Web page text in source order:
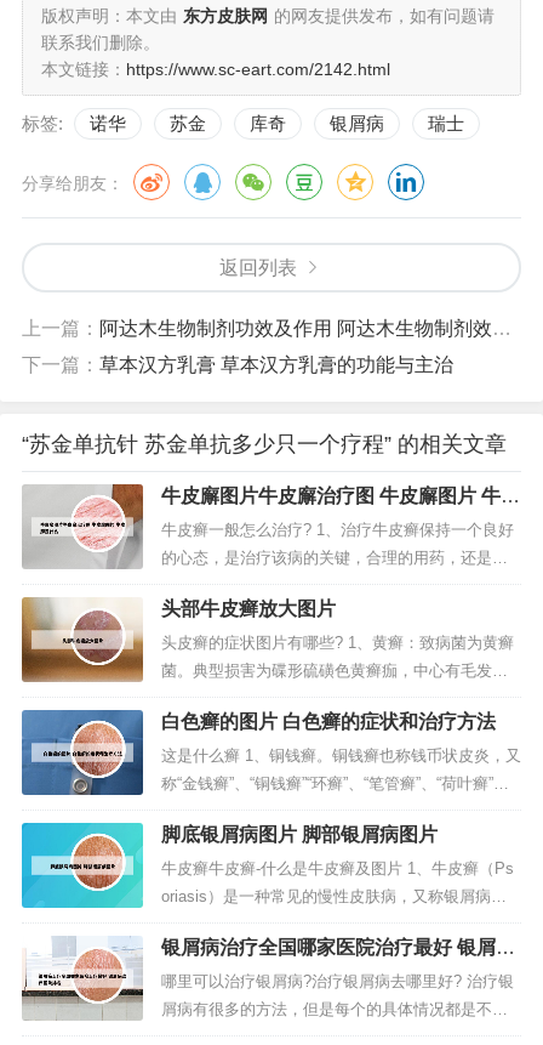
版权声明：本文由 东方皮肤网 的网友提供发布，如有问题请
联系我们删除。
本文链接： https://www.sc-eart.com/2142.html
标签: 诺华 苏金 库奇 银屑病 瑞士
分享给朋友：
返回列表
上一篇： 阿达木生物制剂功效及作用 阿达木生物制剂效果怎么样
下一篇： 草本汉方乳膏 草本汉方乳膏的功能与主治
“苏金单抗针 苏金单抗多少只一个疗程” 的相关文章
牛皮廨图片牛皮廨治疗图 牛皮廨图片 牛皮
廨是什么
牛皮癣一般怎么治疗? 1、治疗牛皮癣保持一个良好
的心态，是治疗该病的关键，合理的用药，还是可
以降低其复发几率的。用药时应注意：不可片面追
求近期疗效。西医治疗虽然快捷，但是容易复发。
选用中医治疗比较好。2、外用药的治疗，包括外用
糖皮质激素的软膏或霜剂，这些糖皮质激素的药
物，要避免用于面部以及皮肤薄嫩部...
头部牛皮癣放大图片
头皮癣的症状图片有哪些? 1、黄癣：致病菌为黄癣
菌。典型损害为碟形硫磺色黄癣痂，中心有毛发贯
穿，发无光泽，参差不齐。可形成萎缩性瘢痕。这
种头癣可造成永久性秃发。白癣：致病菌为小孢子
菌。常呈圆形或不规则形之灰白色鳞屑性斑片。2、
头皮癣是一种常见的头皮疾病，症状主要表现为头
皮出现细小白皮，呈片状分布，严...
白色癣的图片 白色癣的症状和治疗方法
这是什么癣 1、铜钱癣。铜钱癣也称钱币状皮炎，又
称“金钱癣”、“铜钱癣”“环癣”、“笔管癣”、“荷叶癣”
等。一种圆币形，有水泡，结痂，鳞屑和通常伴有
皮肤瘙痒等特征的慢性皮炎。2、这是葫芦藓。它是
一种苔藓类植物，是葫芦藓科葫芦藓属的。这种植
物喜欢阴冷潮湿的地方，一直生长在背阳处的潮湿
的墙角，树干等。葫...
脚底银屑病图片 脚部银屑病图片
牛皮癣牛皮癣-什么是牛皮癣及图片 1、牛皮癣（Ps
oriasis）是一种常见的慢性皮肤病，又称银屑病。
其特征是出现大小不等的丘疹，红斑，表面覆盖着
银白色鳞屑，边界清楚，好发于头皮、四肢伸侧及
背部。男性多于女性。春冬季节容易复发或加重，
而夏秋季多缓解。2、就是牛皮癣，是一种原因不明
并易复发的慢性皮肤病...
银屑病治疗全国哪家医院治疗最好 银屑病
治疗医院排名
哪里可以治疗银屑病?治疗银屑病去哪里好? 治疗银
屑病有很多的方法，但是每个的具体情况都是不一
样的，你可以去湖南省消防总队医院牛皮癣治疗基